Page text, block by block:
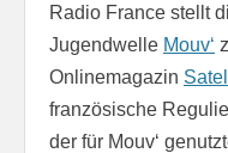
Radio France stellt
Jugendwelle Mouv‘
Onlinemagazin
französische
der für Mouv‘